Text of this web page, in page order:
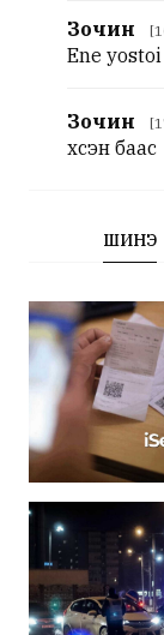
Зочин
Ene
Зочин
үхсэн баас
ШИНЭ